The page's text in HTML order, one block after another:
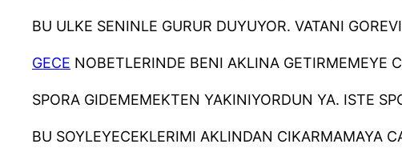
BU ULKE SENINLE GURUR DUYUYOR. VATANI
GECE NOBETLERINDE BENI AKLINA GETIRMEMEYE
SPORA GIDEMEMEKTEN YAKINIYORDUN YA. ISTE
BU SOYLEYECEKLERIMI AKLINDAN CIKARMAMAYA